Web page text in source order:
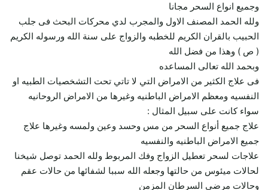
وجميع انواع السحر مجانا
ولله الحمد المصنف الاول والمجرب لدي محركات البحث فى جلب
الحبيب بالقران الكريم للخطبه والزواج على سنة الله ورسوله الكريم
( ص ) وهذا من فضل الله
وبحمد الله تعالى المساعده
فى علاج الكثير من الامراض التي لا تاتي تحت التشخصيات الطبيه او
النفسيه ومعظم الامراض الباطنيه وغيرها من الامراض الروحانيه
سواء كانت على سبيل المثال :
علاج جميع أنواع السحر من مس وحسد وعين ولمسه وغيرها علاج
جميع الامراض الباطنيه والنفسيه
علاجات لسحر تعطيل الزواج وفك المربوط ولله الحمد توصل شيخنا
لحالات ميئوس من حالتها وجعله الله سببا لشفائها من حالات عقم
وحالات مرضي السرطان المزمن